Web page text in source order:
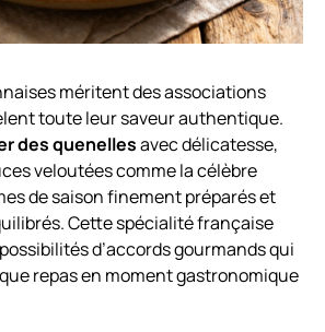
méritent des associations
toute leur saveur authentique.
des quenellesavec délicatesse,
veloutées comme la célèbre
de saison finement préparés et
Cette spécialité française
d’accords gourmands qui
repas en moment gastronomique